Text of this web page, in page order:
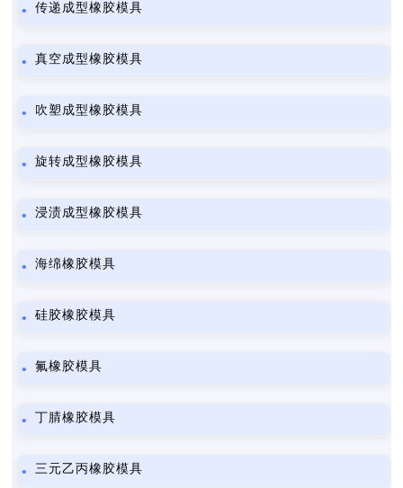
传递成型橡胶模具
真空成型橡胶模具
吹塑成型橡胶模具
旋转成型橡胶模具
浸渍成型橡胶模具
海绵橡胶模具
硅胶橡胶模具
氟橡胶模具
丁腈橡胶模具
三元乙丙橡胶模具